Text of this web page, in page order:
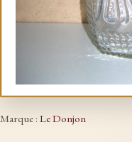
Marque : Le Donjon